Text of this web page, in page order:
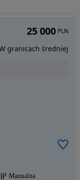
Manualna
25 000 PLN
granicach średniej